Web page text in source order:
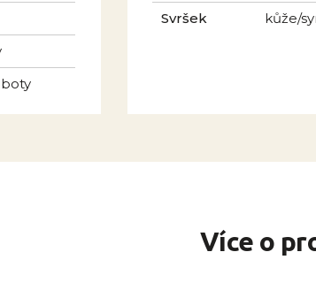
Svršek
kůže/
Více o